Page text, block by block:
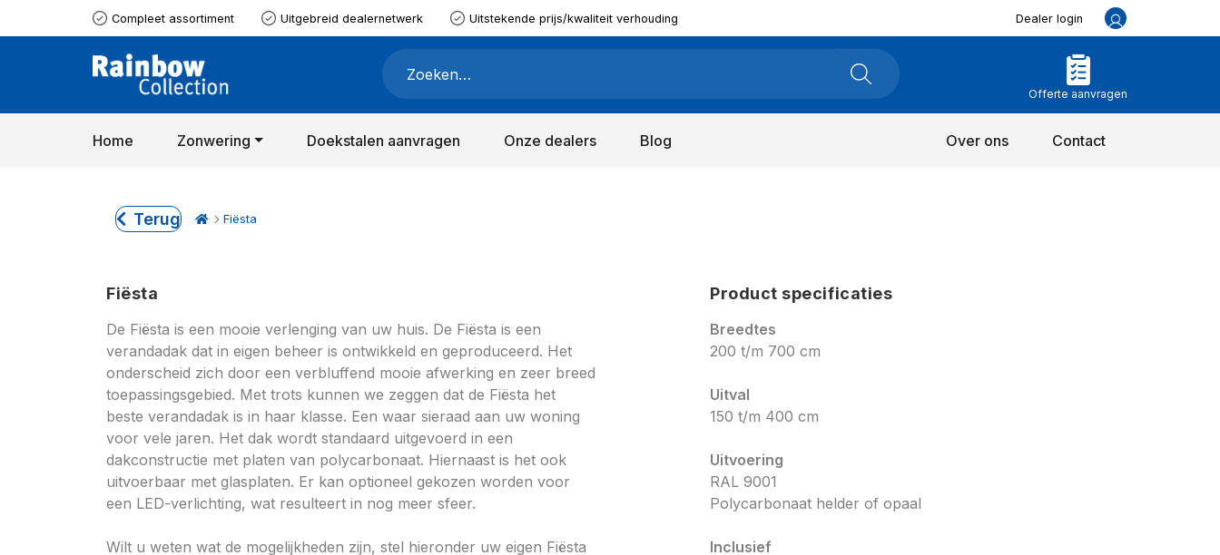
Compleet assortiment Uitgebreid dealernetwerk Uitstekende prijs/kwaliteit verhouding Dealer login
Offerte aanvragen
Home Zonwering Doekstalen aanvragen Onze dealers Blog Over ons Contact
Terug Fiësta
Fiësta
De Fiësta is een mooie verlenging van uw huis. De Fiësta is een
verandadak dat in eigen beheer is ontwikkeld en geproduceerd. Het
onderscheid zich door een verbluffend mooie afwerking en zeer breed
toepassingsgebied. Met trots kunnen we zeggen dat de Fiësta het
beste verandadak is in haar klasse. Een waar sieraad aan uw woning
voor vele jaren. Het dak wordt standaard uitgevoerd in een
dakconstructie met platen van polycarbonaat. Hiernaast is het ook
uitvoerbaar met glasplaten. Er kan optioneel gekozen worden voor
een LED-verlichting, wat resulteert in nog meer sfeer.
Wilt u weten wat de mogelijkheden zijn, stel hieronder uw eigen Fiësta
Product specificaties
Breedtes
200 t/m 700 cm
Uitval
150 t/m 400 cm
Uitvoering
RAL 9001
Polycarbonaat helder of opaal
Inclusief